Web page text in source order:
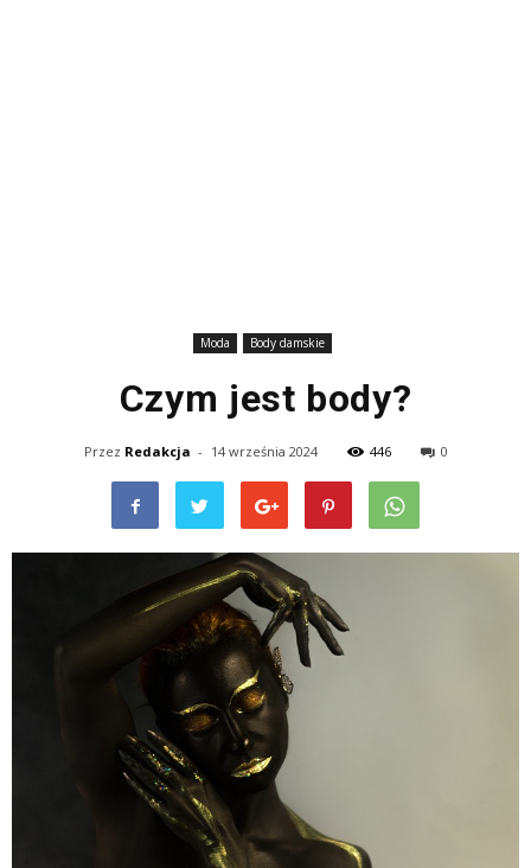
Moda Body damskie
Czym jest body?
Przez Redakcja - 14 września 2024 446 0